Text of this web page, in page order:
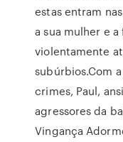
estas entram
a sua mulher e
violentamente
subúrbios.Com
crimes, Paul,
agressores da
Vingança